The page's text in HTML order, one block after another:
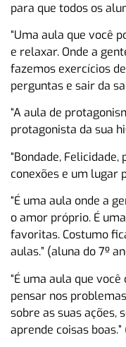
para que todos os
“Uma aula que você
e relaxar. Onde a
fazemos exercícios
perguntas e sair da
“A aula de
protagonista da sua
“Bondade,
conexões e um lugar
“É uma aula onde a
o amor próprio. É
favoritas. Costumo
aulas.” (aluna do 7º
“É uma aula que
pensar nos
sobre as suas ações,
aprende coisas